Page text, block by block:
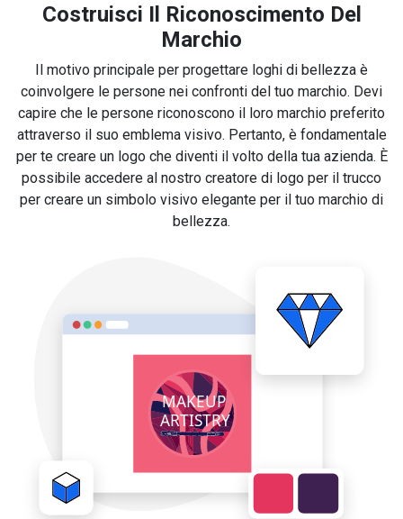
Costruisci Il Riconoscimento Del
Marchio
Il motivo principale per progettare loghi di bellezza è
coinvolgere le persone nei confronti del tuo marchio. Devi
capire che le persone riconoscono il loro marchio preferito
attraverso il suo emblema visivo. Pertanto, è fondamentale
per te creare un logo che diventi il volto della tua azienda. È
possibile accedere al nostro creatore di logo per il trucco
per creare un simbolo visivo elegante per il tuo marchio di
bellezza.